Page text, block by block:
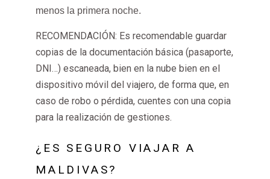
menos la primera noche.
RECOMENDACIÓN: Es recomendable guardar
copias de la documentación básica (pasaporte,
DNI…) escaneada, bien en la nube bien en el
dispositivo móvil del viajero, de forma que, en
caso de robo o pérdida, cuentes con una copia
para la realización de gestiones.
¿ES SEGURO VIAJAR A
MALDIVAS?